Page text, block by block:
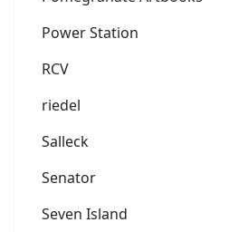
Power Station
RCV
riedel
Salleck
Senator
Seven Island